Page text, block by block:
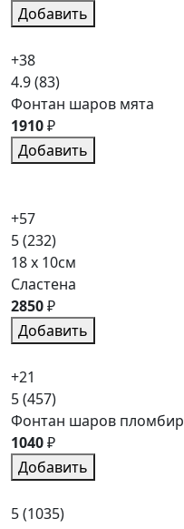
Добавить
+38
4.9(83)
Фонтан шаров мята
1910₽
Добавить
+57
5(232)
18 x 10см
Сластена
2850₽
Добавить
+21
5(457)
Фонтан шаров пломбир
1040₽
Добавить
5(1035)